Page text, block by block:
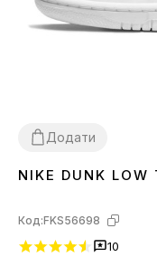
Додати
3637 383940 4142 43
NIKE DUNK LOW
Код:FKS56698
10